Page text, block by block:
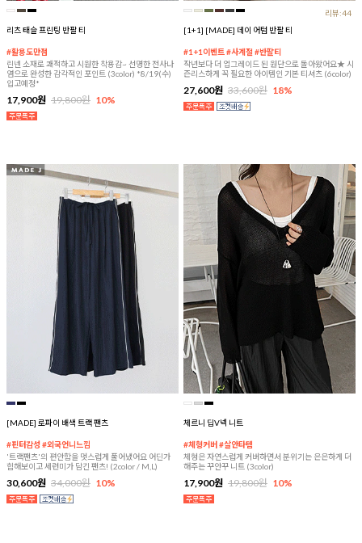
리츠 태슬 프린팅 반팔 티
#활용도만점
린넨 소재로 쾌적하고 시원한 착용감~ 선명한 전사나
염으로 완성한 감각적인 포인트 (3color) *8/19(수)
입고예정*
17,900원 19,800원 10%
리뷰:44
[1+1] [MADE] 데이 어텀 반팔 티
#1+1이벤트 #사계절 #반팔티
작년보다 더 업그레이드 된 원단으로 돌아왔어요★ 시
즌리스하게 꼭 필요한 아이템인 기본 티셔츠 (6color)
27,600원 33,600원 18%
[MADE] 로파이 배색 트랙 팬츠
#핀터감성 #외국언니느낌
'트랙팬츠'의 편안함을 멋스럽게 풀어냈어요 어딘가
힙해보이고 세련미가 담긴 팬츠! (2color / M,L)
30,600원 34,000원 10%
체르니 딥V넥 니트
#체형커버 #살안타템
체형은 자연스럽게 커버하면서 분위기는 은은하게 더
해주는 꾸안꾸 니트 (3color)
17,900원 19,800원 10%